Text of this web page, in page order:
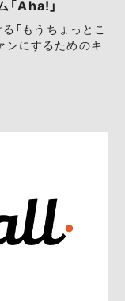
Aha!」
「もうちょっとこ
ンにするためのキ